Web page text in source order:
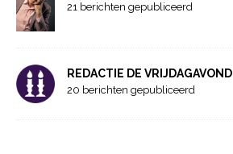
21 berichten gepubliceerd
REDACTIE DE VRIJDAGAVOND
20 berichten gepubliceerd